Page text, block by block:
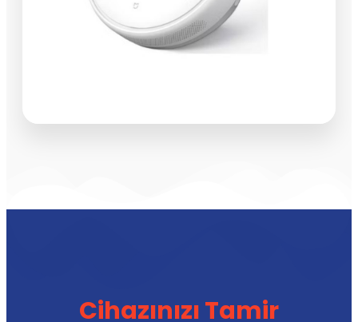
Cihazınızı Tamir